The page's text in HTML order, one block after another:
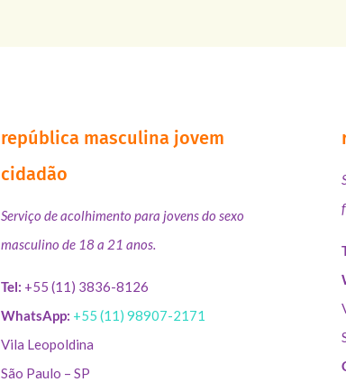
república masculina jovem
cidadão
Serviço de acolhimento para jovens do sexo
masculino de 18 a 21 anos.
Tel: +55 (11) 3836-8126
WhatsApp: +55 (11) 98907-2171
Vila Leopoldina
São Paulo – SP